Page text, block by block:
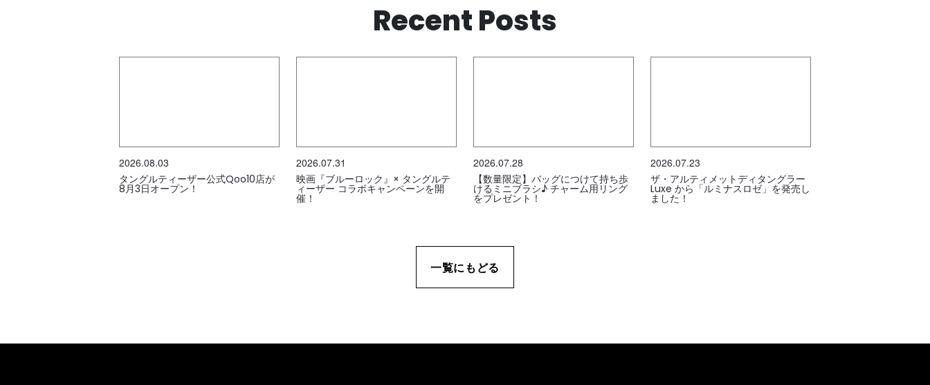
Recent Posts
2026.08.03
タングルティーザー公式Qoo10店が
8月3日オープン！
2026.07.31
映画『ブルーロック』× タングルテ
ィーザー コラボキャンペーンを開
催！
2026.07.28
【数量限定】バッグにつけて持ち歩
けるミニブラシ♪ チャーム用リング
をプレゼント！
2026.07.23
ザ・アルティメットディタングラー
Luxe から「ルミナスロゼ」を発売し
ました！
一覧にもどる